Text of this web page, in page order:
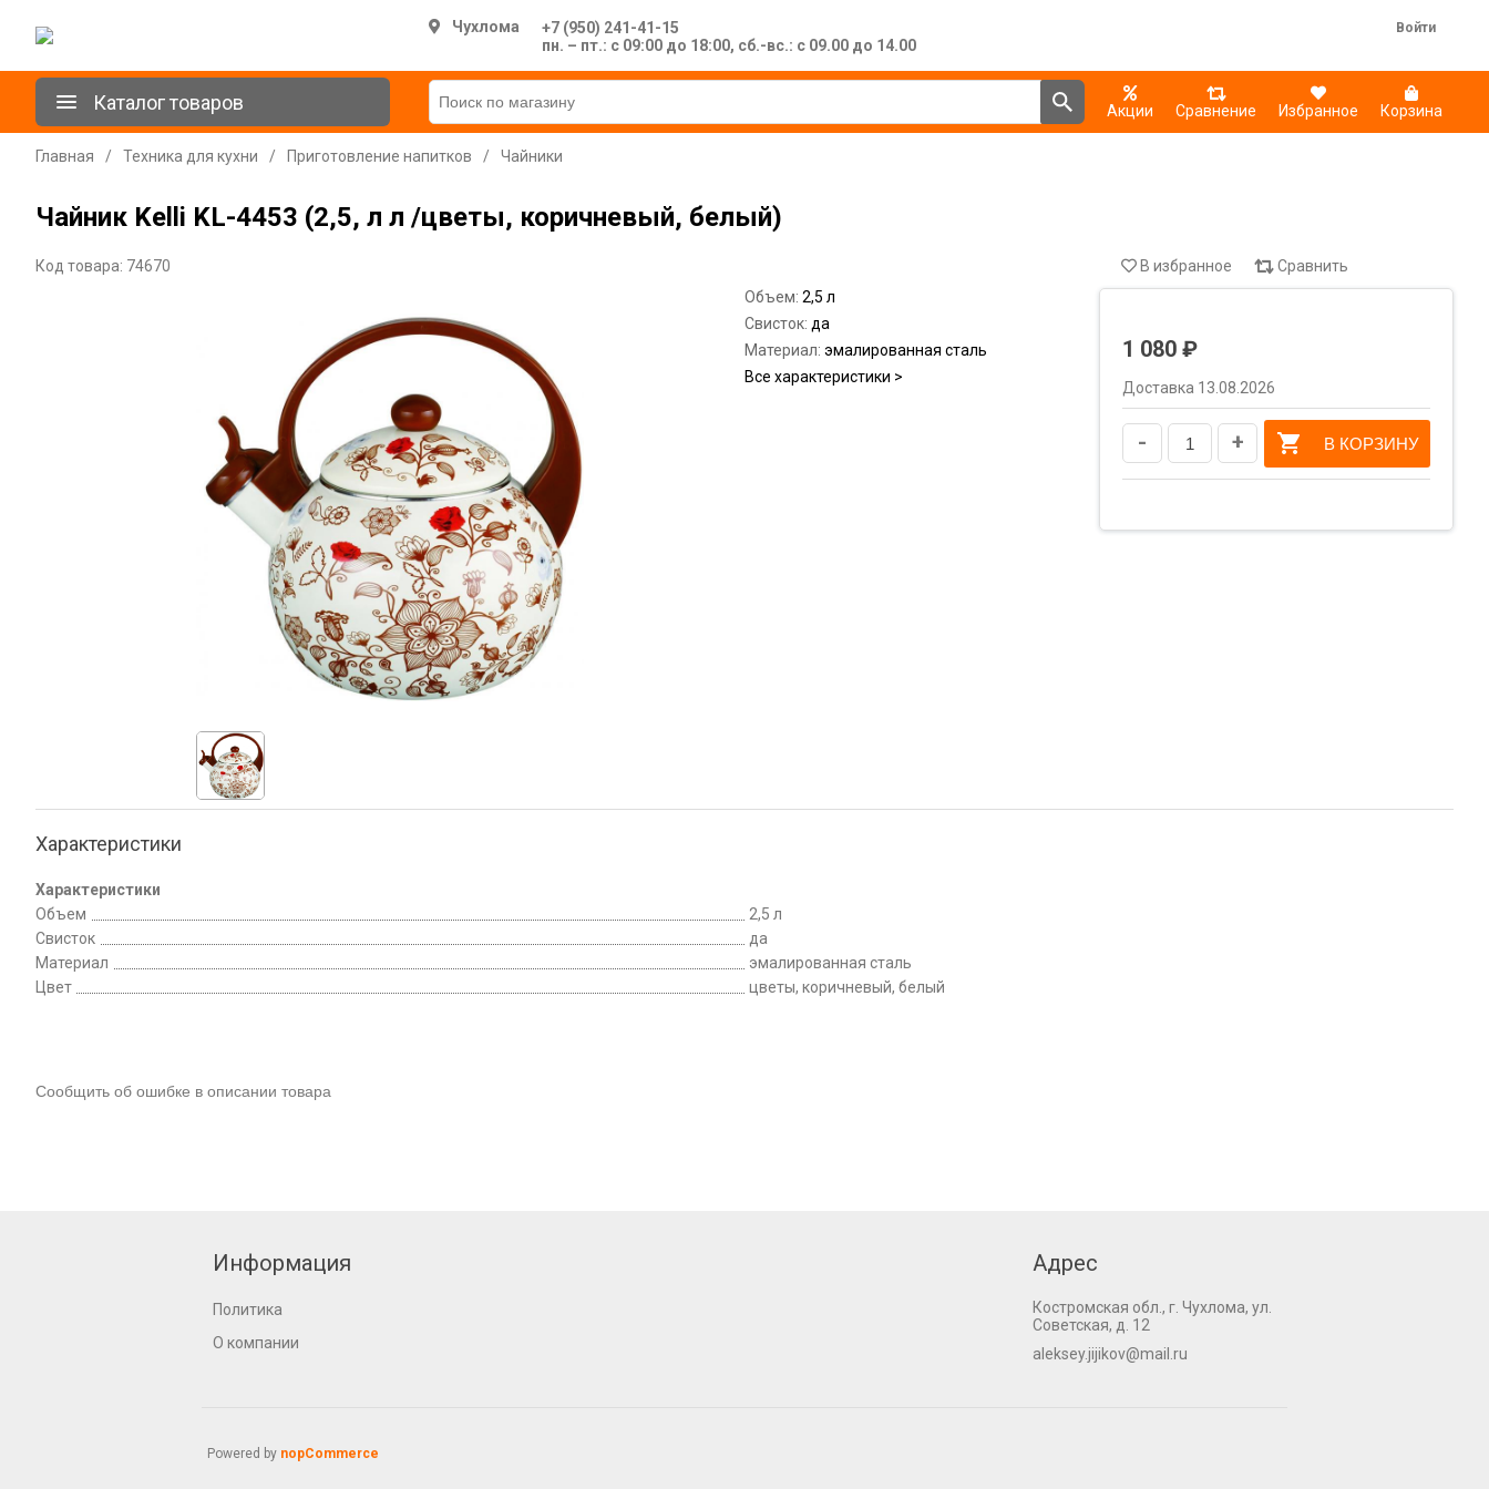
Чухлома
+7 (950) 241-41-15
пн. – пт.: с 09:00 до 18:00, сб.-вс.: с 09.00 до 14.00
Войти
Каталог товаров Акции Сравнение Избранное Корзина
Главная / Техника для кухни / Приготовление напитков / Чайники
Чайник Kelli KL-4453 (2,5, л л /цветы, коричневый, белый)
Код товара: 74670
Объем: 2,5 л
Свисток: да
Материал: эмалированная сталь
Все характеристики >
В избранное Сравнить
1 080 ₽
Доставка 13.08.2026
- + В КОРЗИНУ
Характеристики
Характеристики
Объем
2,5 л
Свисток
да
Материал
эмалированная сталь
Цвет
цветы, коричневый, белый
Сообщить об ошибке в описании товара
Информация
Политика
О компании
Адрес
Костромская обл., г. Чухлома, ул.
Советская, д. 12
aleksey.jijikov@mail.ru
Powered by nopCommerce